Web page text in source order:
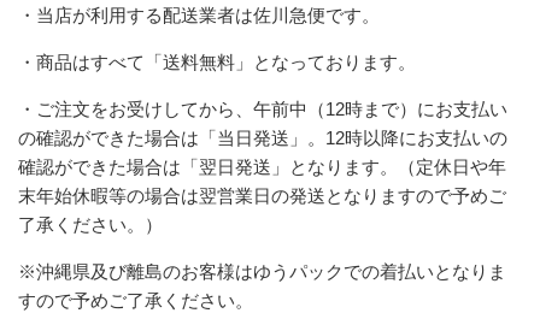
・当店が利用する配送業者は佐川急便です。
・商品はすべて「送料無料」となっております。
・ご注文をお受けしてから、午前中（12時まで）にお支払い
の確認ができた場合は「当日発送」。12時以降にお支払いの
確認ができた場合は「翌日発送」となります。（定休日や年
末年始休暇等の場合は翌営業日の発送となりますので予めご
了承ください。）
※沖縄県及び離島のお客様はゆうパックでの着払いとなりま
すので予めご了承ください。